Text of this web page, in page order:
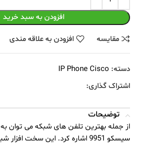
افزودن به سبد خرید
مقايسه افزودن به علاقه مندی
دسته: IP Phone Cisco
اشتراک گذاری:
توضیحات
از جمله بهترین تلفن های شبکه می توان
سیسکو 9951 اشاره کرد. این سخت افزار شبکه